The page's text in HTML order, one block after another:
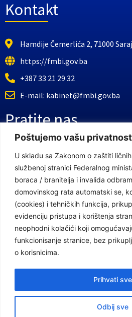
Poštujemo vašu privatnost
U skladu sa Zakonom o zaštiti
službenoj stranici Federalnog
boraca / branitelja i invalida
domovinskog rata automatski se,
(cookies) i tehničkih funkcija,
evidenciju pristupa i korištenja
neophodni kolačići koji
funkcionisanje stranice, bez
o korisnicima.
Odbij sve
Prihvati sve
Kontakt
Hamdije Čemerlića 2, 71000
https://fmbi.gov.ba
+387 33 21 29 32
E-mail: kabinet@fmbi.gov.ba
Pratite nas
Facebook Stranica
Youtube Kanal
Linkovi
Vlada Federacije Bosne i Hercegovine
Federalno ministarstvo finansija
Federalno ministarstvo rada i
Federalno ministarstvo za pitanja boraca /